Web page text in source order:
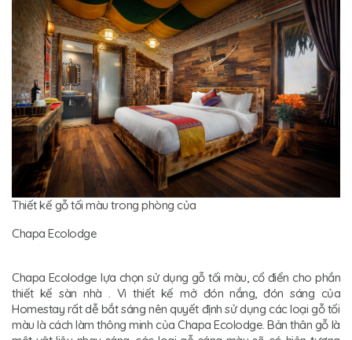
Thiết kế gỗ tối màu trong phòng của
Chapa Ecolodge
Chapa Ecolodge lựa chọn sử dụng gỗ tối màu, cổ điển cho phần
thiết kế sàn nhà . Vì thiết kế mở đón nắng, đón sáng của
Homestay rất dễ bắt sáng nên quyết định sử dụng các loại gỗ tối
màu là cách làm thông minh của Chapa Ecolodge. Bản thân gỗ là